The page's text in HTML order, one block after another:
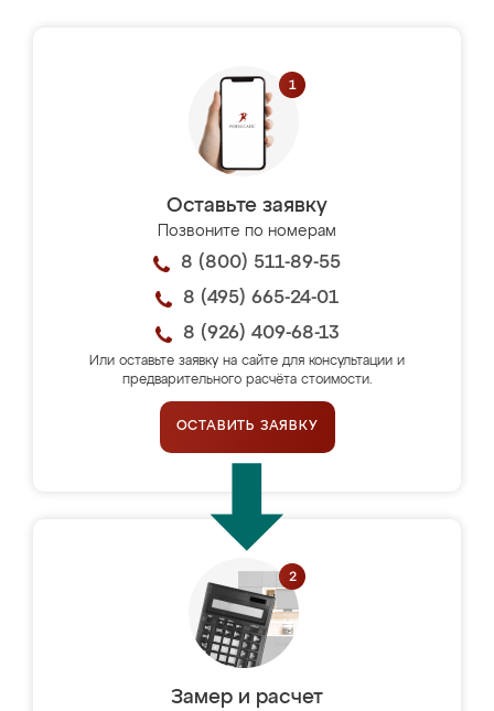
Оставьте заявку
Позвоните по номерам
8 (800) 511-89-55
8 (495) 665-24-01
8 (926) 409-68-13
Или оставьте заявку на сайте для консультации и
предварительного расчёта стоимости.
ОСТАВИТЬ ЗАЯВКУ
Замер и расчет